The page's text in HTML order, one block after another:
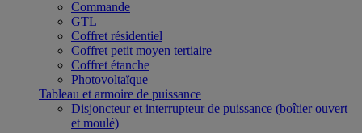
Commande
GTL
Coffret résidentiel
Coffret petit moyen tertiaire
Coffret étanche
Photovoltaïque
Tableau et armoire de puissance
Disjoncteur et interrupteur de puissance (boîtier ouvert
et moulé)